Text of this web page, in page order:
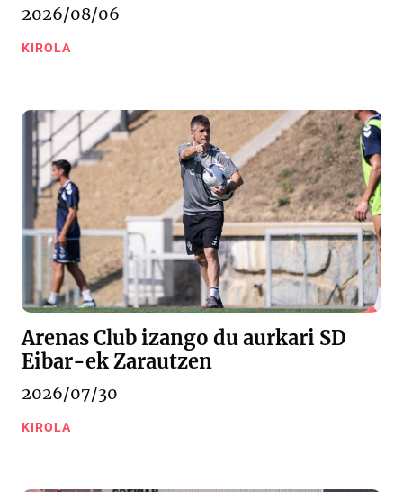
2026/08/06
KIROLA
Arenas Club izango du aurkari SD
Eibar-ek Zarautzen
2026/07/30
KIROLA